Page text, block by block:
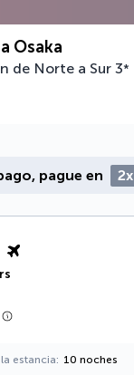
Osaka
de Norte a Sur 3*
pague en 2x
estancia 10 noches